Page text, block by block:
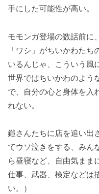
手にした可能性が高い。
モモンガ登場の数話前に
「ワシ」がちいかわた
いるんじゃ、こういう風
世界ではちいかわのよう
で、自分の心と身体を入
れない。
鎧さんたちに店を追い出
てウソ泣きをする、みん
ら昼寝など、自由気まま
仕事、武器、検定などは
い。）